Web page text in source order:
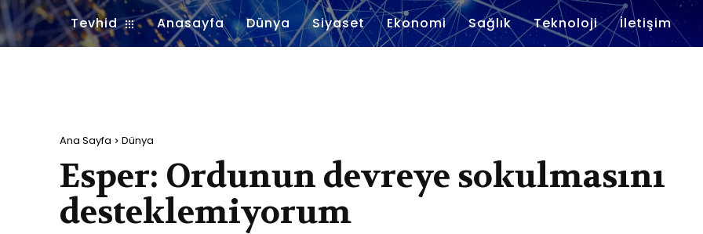
Tevhid Anasayfa Dünya Siyaset Ekonomi Sağlık Teknoloji İletişim
Ana Sayfa Dünya
Esper: Ordunun devreye sokulmasını
desteklemiyorum